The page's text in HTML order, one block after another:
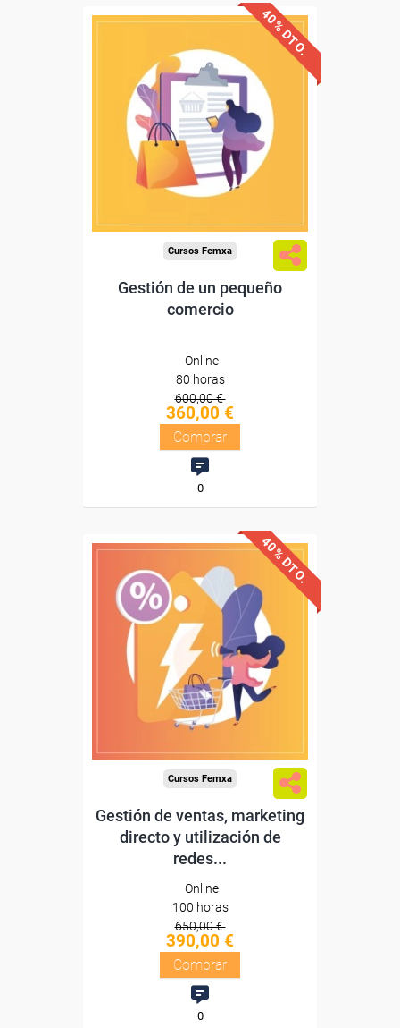
40% DTO.
Descuentos especiales
Sin requisitos de acceso
Diploma
Cursos Femxa
Gestión de un pequeño
comercio
Online
80 horas
600,00 €
360,00 €
Comprar
0
40% DTO.
Descuentos especiales
Sin requisitos de acceso
Diploma
Compra segura
Cursos Femxa
Gestión de ventas, marketing
directo y utilización de
redes...
Online
100 horas
650,00 €
390,00 €
Comprar
0